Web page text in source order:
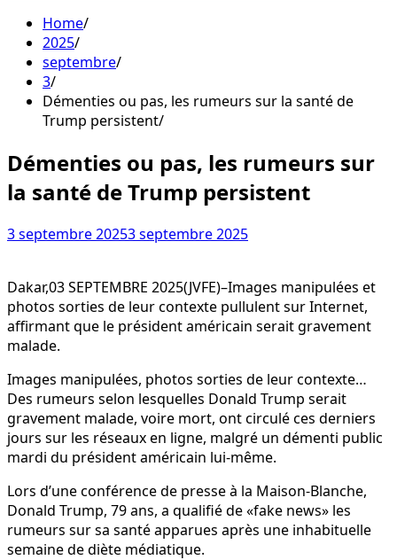
Home
2025
septembre
3
Démenties ou pas, les rumeurs sur la santé de
Trump persistent
Démenties ou pas, les rumeurs sur
la santé de Trump persistent
3 septembre 20253 septembre 2025
Dakar,03 SEPTEMBRE 2025(JVFE)–Images manipulées et
photos sorties de leur contexte pullulent sur Internet,
affirmant que le président américain serait gravement
malade.
Images manipulées, photos sorties de leur contexte…
Des rumeurs selon lesquelles Donald Trump serait
gravement malade, voire mort, ont circulé ces derniers
jours sur les réseaux en ligne, malgré un démenti public
mardi du président américain lui-même.
Lors d’une conférence de presse à la Maison-Blanche,
Donald Trump, 79 ans, a qualifié de «fake news» les
rumeurs sur sa santé apparues après une inhabituelle
semaine de diète médiatique.